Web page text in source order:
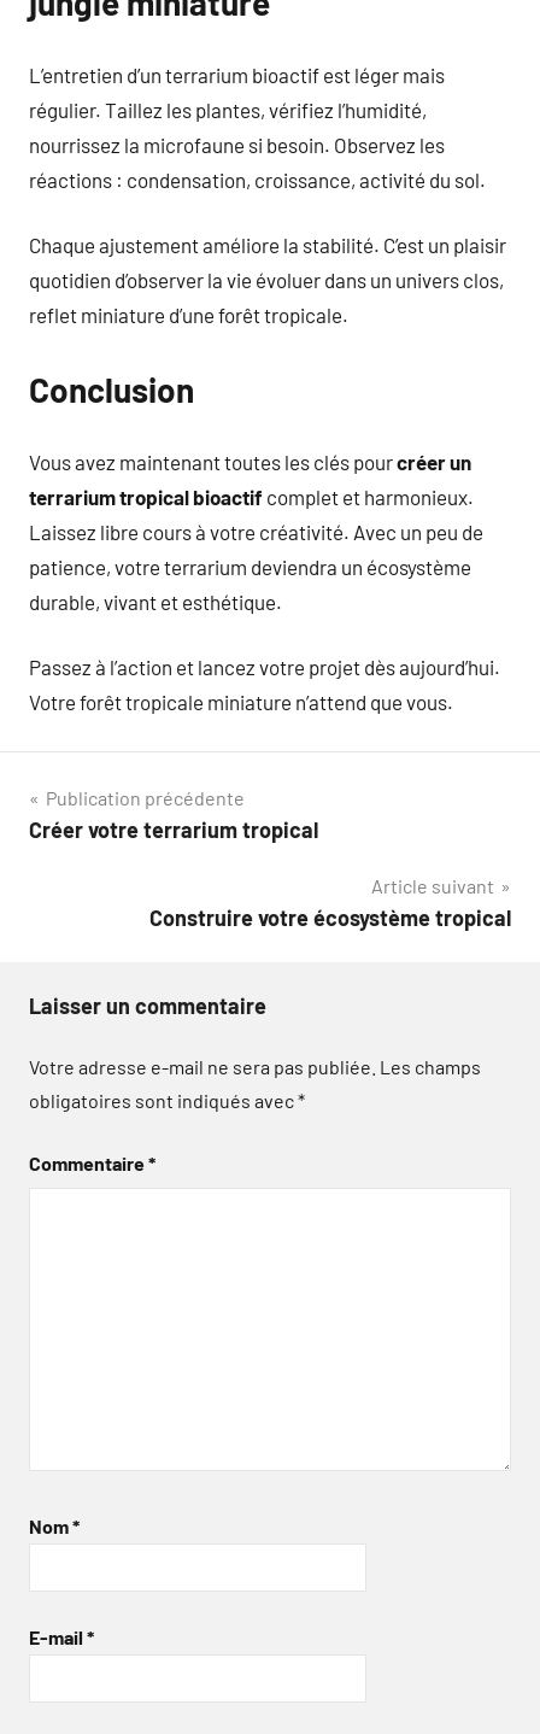
L’entretien d’un terrarium bioactif est léger mais
régulier. Taillez les plantes, vérifiez l’humidité,
nourrissez la microfaune si besoin. Observez les
réactions : condensation, croissance, activité du sol.
Chaque ajustement améliore la stabilité. C’est un plaisir
quotidien d’observer la vie évoluer dans un univers clos,
reflet miniature d’une forêt tropicale.
Conclusion
Vous avez maintenant toutes les clés pourcréer un
terrarium tropical bioactif complet et harmonieux.
Laissez libre cours à votre créativité. Avec un peu de
patience, votre terrarium deviendra un écosystème
durable, vivant et esthétique.
Passez à l’action et lancez votre projet dès aujourd’hui.
Votre forêt tropicale miniature n’attend que vous.
Navigation
de
Publication précédente
Créer votre terrarium tropical
Article suivant
Construire votre écosystème tropical
Laisser un commentaire
Votre adresse e-mail ne sera pas publiée. Les champs
obligatoires sont indiqués avec*
Commentaire*
Nom*
E-mail *